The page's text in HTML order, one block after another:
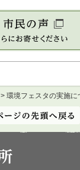
> 環境フェスタの実施に